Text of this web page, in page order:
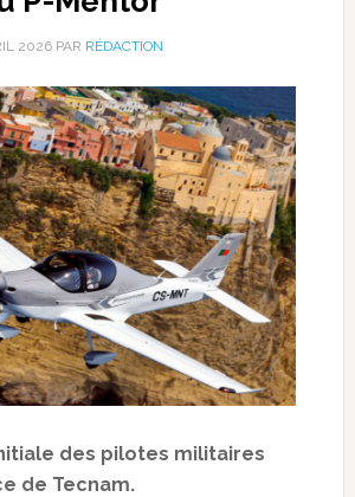
2026PAR RÉDACTION
des pilotes militaires
de Tecnam.